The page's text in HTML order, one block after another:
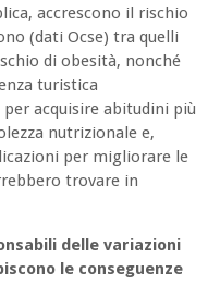
accrescono il rischio
(dati Ocse) tra quelli
di obesità, nonché
turistica
acquisire abitudini più
nutrizionale e,
per migliorare le
trovare in
delle variazioni
le conseguenze